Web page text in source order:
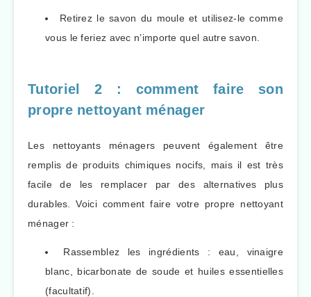
Retirez le savon du moule et utilisez-le comme
vous le feriez avec n’importe quel autre savon.
Tutoriel 2 : comment faire son
propre nettoyant ménager
Les nettoyants ménagers peuvent également être
remplis de produits chimiques nocifs, mais il est très
facile de les remplacer par des alternatives plus
durables. Voici comment faire votre propre nettoyant
ménager :
Rassemblez les ingrédients : eau, vinaigre
blanc, bicarbonate de soude et huiles essentielles
(facultatif).